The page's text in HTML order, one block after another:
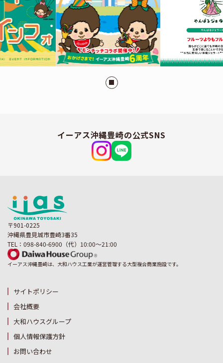
イーアス沖縄豊崎の公式SNS
〒901-0225
沖縄県豊見城市豊崎3番35
TEL：098-840-6900（代）10:00～21:00
イーアス沖縄豊崎は、大和ハウス工業が運営管理する大型複合商業施設です。
サイトポリシー
会社概要
大和ハウスグループ
個人情報保護方針
お問い合わせ